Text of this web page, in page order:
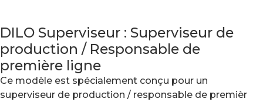
DILO Superviseur : Superviseur de
production / Responsable de
première ligne
Ce modèle est spécialement conçu pour un
superviseur de production / responsable de premièr